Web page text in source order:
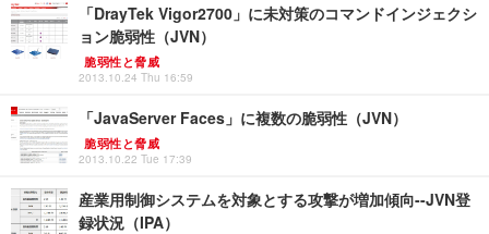
「DrayTek Vigor2700」に未対策のコマンドインジェクシ
ョン脆弱性（JVN）
脆弱性と脅威
2013.10.24 Thu 16:59
「JavaServer Faces」に複数の脆弱性（JVN）
脆弱性と脅威
2013.10.22 Tue 17:39
産業用制御システムを対象とする攻撃が増加傾向--JVN登
録状況（IPA）